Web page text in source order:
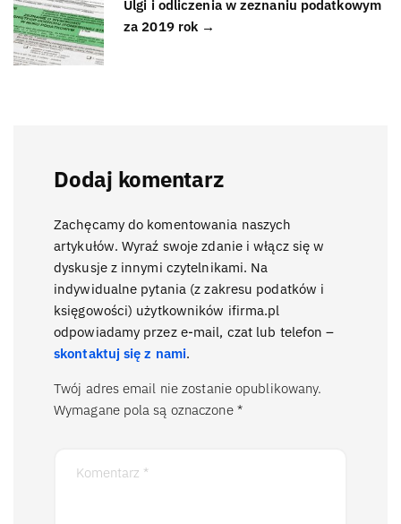
Ulgi i odliczenia w zeznaniu podatkowym
za 2019 rok →
Dodaj komentarz
Zachęcamy do komentowania naszych
artykułów. Wyraź swoje zdanie i włącz się w
dyskusje z innymi czytelnikami. Na
indywidualne pytania (z zakresu podatków i
księgowości) użytkowników ifirma.pl
odpowiadamy przez e-mail, czat lub telefon –
skontaktuj się z nami.
Twój adres email nie zostanie opublikowany.
Wymagane pola są oznaczone *